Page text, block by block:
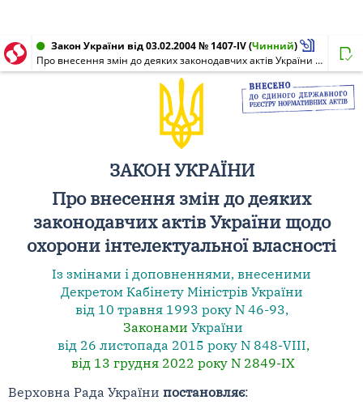
Закон України від 03.02.2004 № 1407-IV(Чинний)
Про внесення змін до деяких законодавчих актів України щодо охорони інтелектуальної власності